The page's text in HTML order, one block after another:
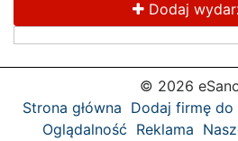
Dodaj
© 2026
Strona główna Dodaj firmę do
Oglądalność Reklama